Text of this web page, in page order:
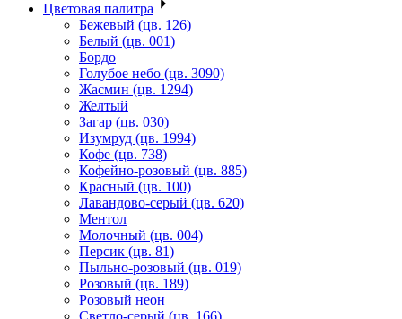
Цветовая палитра
Бежевый (цв. 126)
Белый (цв. 001)
Бордо
Голубое небо (цв. 3090)
Жасмин (цв. 1294)
Желтый
Загар (цв. 030)
Изумруд (цв. 1994)
Кофе (цв. 738)
Кофейно-розовый (цв. 885)
Красный (цв. 100)
Лавандово-серый (цв. 620)
Ментол
Молочный (цв. 004)
Персик (цв. 81)
Пыльно-розовый (цв. 019)
Розовый (цв. 189)
Розовый неон